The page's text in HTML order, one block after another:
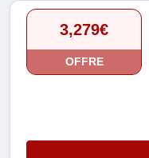
3,279€
OFFRE